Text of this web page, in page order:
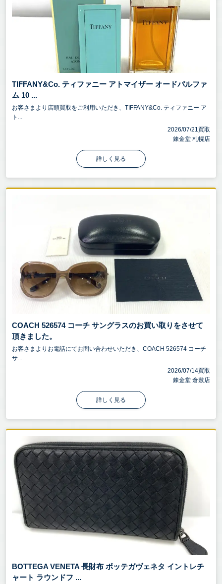
TIFFANY&Co. ティファニー アトマイザー オードパルファ
ム 10 ...
お客さまより店頭買取をご利用いただき、TIFFANY&Co. ティファニー ア
ト...
2026/07/21買取
錬金堂 札幌店
詳しく見る
COACH 526574 コーチ サングラスのお買い取りをさせて
頂きました。
お客さまよりお電話にてお問い合わせいただき、COACH 526574 コーチ
サ...
2026/07/14買取
錬金堂 倉敷店
詳しく見る
BOTTEGA VENETA 長財布 ボッテガヴェネタ イントレチ
ャート ラウンドフ ...